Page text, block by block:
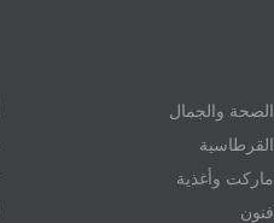
الصحة والجمال
القرطاسية
ماركت وأغذية
فنون